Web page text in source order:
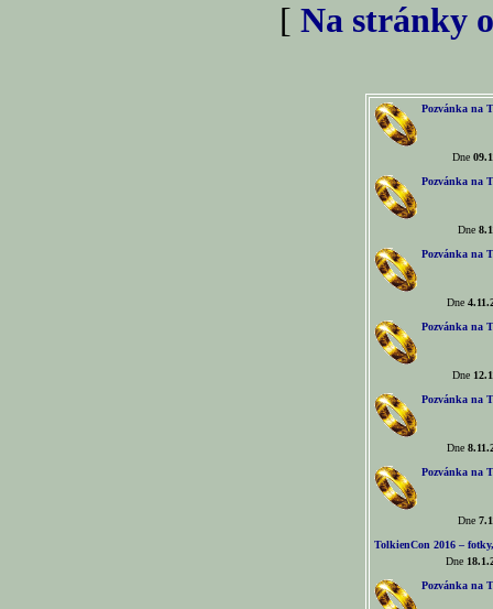
[ Na stránky
Pozvánka na
Dne
Pozvánka na
Dne
Pozvánka na
Dne
Pozvánka na
Dne
Pozvánka na
Dne
Pozvánka na
Dne
TolkienCon 2016 –
Dne
Pozvánka na